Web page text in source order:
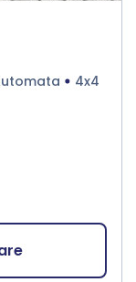
4x4